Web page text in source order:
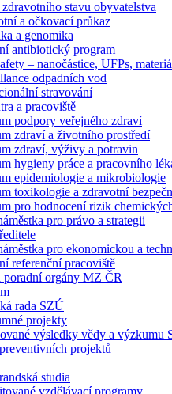
zdravotního stavu obyvatelstva
a očkovací průkaz
a genomika
antibiotický program
– nanočástice, UFPs,
odpadních vod
stravování
a pracoviště
podpory veřejného zdraví
zdraví a životního prostředí
zdraví, výživy a potravin
hygieny práce a pracovního
epidemiologie a mikrobiologie
toxikologie a zdravotní
pro hodnocení rizik
pro právo a strategii
pro ekonomickou a
referenční pracoviště
poradní orgány MZ ČR
rada SZÚ
projekty
výsledky vědy a výzkumu
projektů
studia
vzdělávací programy